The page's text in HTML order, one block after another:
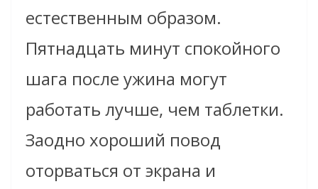
естественным образом.
Пятнадцать минут спокойного
шага после ужина могут
работать лучше, чем таблетки.
Заодно хороший повод
оторваться от экрана и